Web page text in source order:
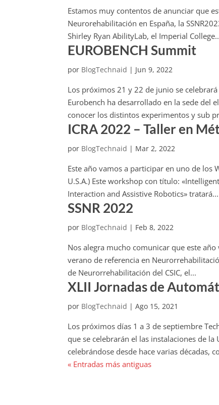
Estamos muy contentos de anunciar que
Neurorehabilitación en España, la
Shirley Ryan AbilityLab, el Imperial
EUROBENCH Summit
por BlogTechnaid | Jun 9, 2022
Los próximos 21 y 22 de junio se
Eurobench ha desarrollado en la sede del
conocer los distintos experimentos y sub
ICRA 2022 – Taller en
por BlogTechnaid | Mar 2, 2022
Este año vamos a participar en uno de los
U.S.A.) Este workshop con título:
Interaction and Assistive Robotics» tratará...
SSNR 2022
por BlogTechnaid | Feb 8, 2022
Nos alegra mucho comunicar que este
verano de referencia en
de Neurorrehabilitación del CSIC, el...
XLII Jornadas de
por BlogTechnaid |Ago 15, 2021
Los próximos días 1 a 3 de septiembre
que se celebrarán el las instalaciones de la
celebrándose desde hace varias décadas,
« Entradas más antiguas